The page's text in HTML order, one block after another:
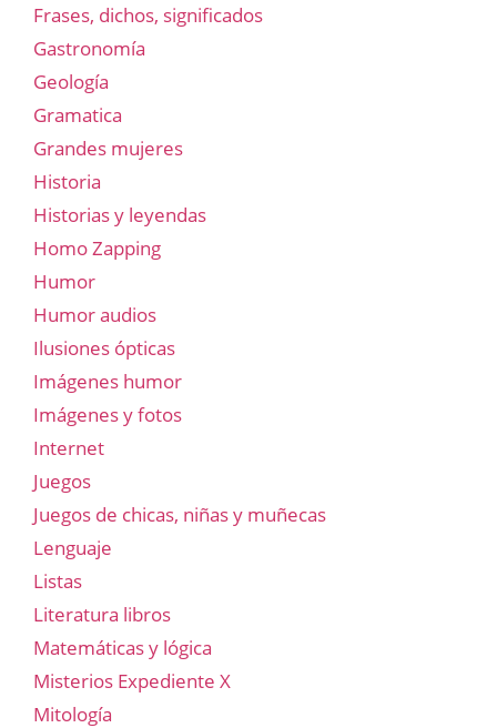
Frases, dichos, significados
Gastronomía
Geología
Gramatica
Grandes mujeres
Historia
Historias y leyendas
Homo Zapping
Humor
Humor audios
Ilusiones ópticas
Imágenes humor
Imágenes y fotos
Internet
Juegos
Juegos de chicas, niñas y muñecas
Lenguaje
Listas
Literatura libros
Matemáticas y lógica
Misterios Expediente X
Mitología